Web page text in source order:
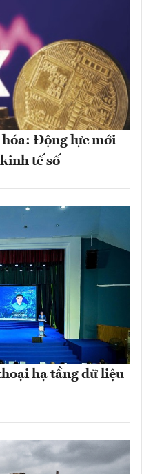
hóa: Động lực mới
tế số
hạ tầng dữ liệu